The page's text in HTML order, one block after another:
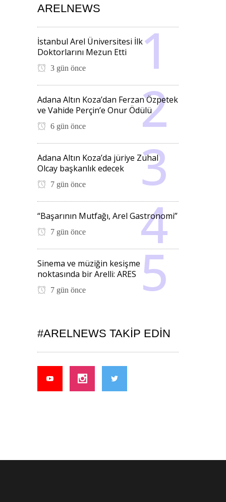
ARELNEWS
İstanbul Arel Üniversitesi İlk
Doktorlarını Mezun Etti
3 gün önce
Adana Altın Koza’dan Ferzan Özpetek
ve Vahide Perçin’e Onur Ödülü
6 gün önce
Adana Altın Koza’da jüriye Zuhal
Olcay başkanlık edecek
7 gün önce
“Başarının Mutfağı, Arel Gastronomi”
7 gün önce
Sinema ve müziğin kesişme
noktasında bir Arelli: ARES
7 gün önce
#ARELNEWS TAKIP EDIN